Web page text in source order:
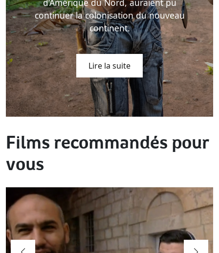
continuer la colonisation du nouveau
continent.
Lire la suite
Films recommandés pour
vous